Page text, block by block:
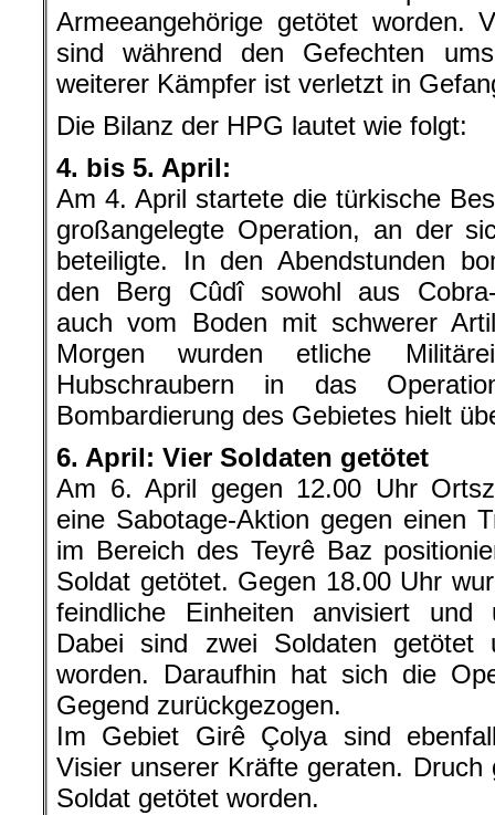
Armeeangehörige getötet worden.
sind während den Gefechten
weiterer Kämpfer ist verletzt in
Die Bilanz der HPG lautet wie folgt:
4. bis 5. April:
Am 4. April startete die türkische
großangelegte Operation, an der
beteiligte. In den Abendstunden
den Berg Cûdî sowohl aus Cobra-
auch vom Boden mit schwerer
Morgen wurden etliche
Hubschraubern in das
Bombardierung des Gebietes hielt
6. April: Vier Soldaten getötet
Am 6. April gegen 12.00 Uhr
eine Sabotage-Aktion gegen einen
im Bereich des Teyrê Baz
Soldat getötet. Gegen 18.00 Uhr
feindliche Einheiten anvisiert und
Dabei sind zwei Soldaten getötet
worden. Daraufhin hat sich die
Gegend zurückgezogen.
Im Gebiet Girê Çolya sind
Visier unserer Kräfte geraten.
Soldat getötet worden.